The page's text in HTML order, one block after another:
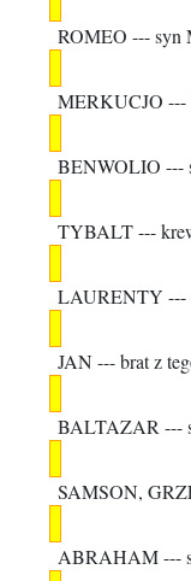
ROMEO --- syn
MERKUCJO ---
BENWOLIO ---
TYBALT---
LAURENTY ---
JAN--- brat z
BALTAZAR ---
SAMSON,
ABRAHAM---